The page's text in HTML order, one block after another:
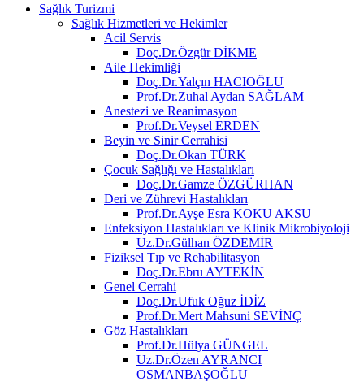
Sağlık Turizmi
Sağlık Hizmetleri ve Hekimler
Acil Servis
Doç.Dr.Özgür DİKME
Aile Hekimliği
Doç.Dr.Yalçın HACIOĞLU
Prof.Dr.Zuhal Aydan SAĞLAM
Anestezi ve Reanimasyon
Prof.Dr.Veysel ERDEN
Beyin ve Sinir Cerrahisi
Doç.Dr.Okan TÜRK
Çocuk Sağlığı ve Hastalıkları
Doç.Dr.Gamze ÖZGÜRHAN
Deri ve Zührevi Hastalıkları
Prof.Dr.Ayşe Esra KOKU AKSU
Enfeksiyon Hastalıkları ve Klinik Mikrobiyoloji
Uz.Dr.Gülhan ÖZDEMİR
Fiziksel Tıp ve Rehabilitasyon
Doç.Dr.Ebru AYTEKİN
Genel Cerrahi
Doç.Dr.Ufuk Oğuz İDİZ
Prof.Dr.Mert Mahsuni SEVİNÇ
Göz Hastalıkları
Prof.Dr.Hülya GÜNGEL
Uz.Dr.Özen AYRANCI
OSMANBAŞOĞLU